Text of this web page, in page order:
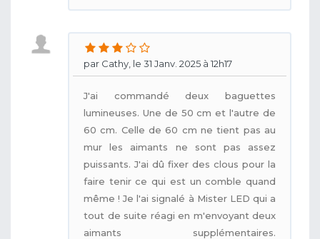
par Cathy, le 31 Janv. 2025 à 12h17
J'ai commandé deux baguettes
lumineuses. Une de 50 cm et l'autre de
60 cm. Celle de 60 cm ne tient pas au
mur les aimants ne sont pas assez
puissants. J'ai dû fixer des clous pour la
faire tenir ce qui est un comble quand
même ! Je l'ai signalé à Mister LED qui a
tout de suite réagi en m'envoyant deux
aimants supplémentaires.